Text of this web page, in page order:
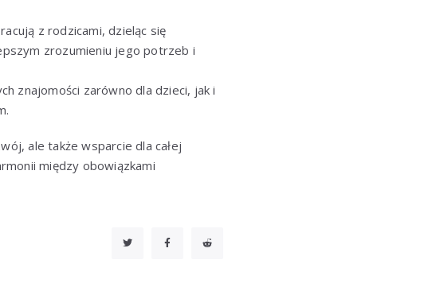
z rodzicami, dzieląc się
zrozumieniu jego potrzeb i
znajomości zarówno dla dzieci, jak i
ale także wsparcie dla całej
między obowiązkami